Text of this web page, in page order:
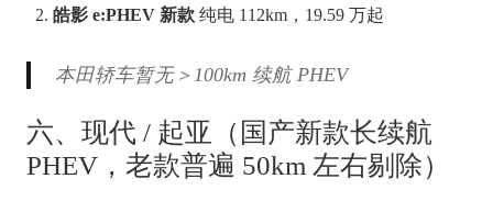
皓影 e:PHEV 新款纯电 112km，19.59 万起
本田轿车暂无＞100km 续航 PHEV
六、现代 / 起亚（国产新款长续航
PHEV，老款普遍 50km 左右剔除）